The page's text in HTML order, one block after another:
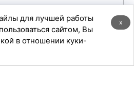
x
для лучшей работы
сайтом, Вы
в отношении куки-